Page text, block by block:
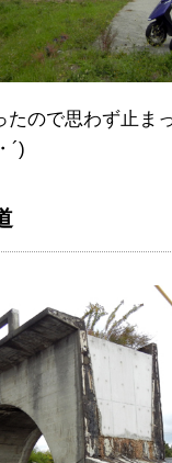
たので思わず止ま
´)